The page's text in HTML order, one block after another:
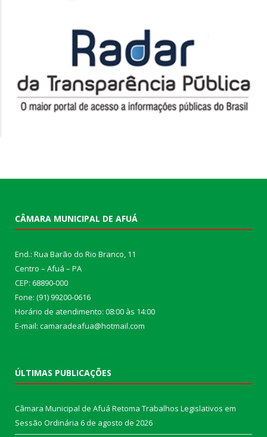
CÂMARA MUNICIPAL DE AFUÁ
End.: Rua Barão do Rio Branco, 11
Centro – Afuá – PA
CEP: 68890-000
Fone: (91) 99200-0616
Horário de atendimento: 08:00 às 14:00
E-mail: camaradeafua@hotmail.com
ÚLTIMAS PUBLICAÇÕES
Câmara Municipal de Afuá Retoma Trabalhos Legislativos em
Sessão Ordinária 6 de agosto de 2026